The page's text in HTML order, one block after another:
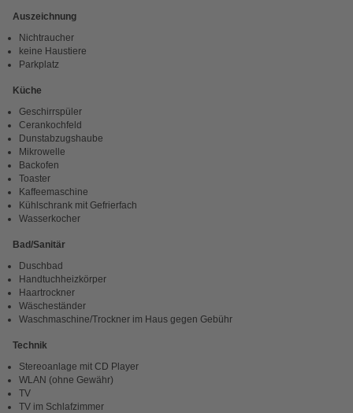
Auszeichnung
Nichtraucher
keine Haustiere
Parkplatz
Küche
Geschirrspüler
Cerankochfeld
Dunstabzugshaube
Mikrowelle
Backofen
Toaster
Kaffeemaschine
Kühlschrank mit Gefrierfach
Wasserkocher
Bad/Sanitär
Duschbad
Handtuchheizkörper
Haartrockner
Wäscheständer
Waschmaschine/Trockner im Haus gegen Gebühr
Technik
Stereoanlage mit CD Player
WLAN (ohne Gewähr)
TV
TV im Schlafzimmer